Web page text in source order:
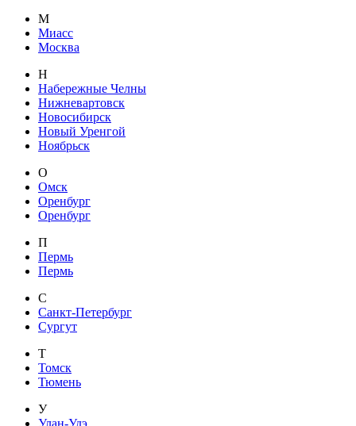
М
Миасс
Москва
Н
Набережные Челны
Нижневартовск
Новосибирск
Новый Уренгой
Ноябрьск
О
Омск
Оренбург
Оренбург
П
Пермь
Пермь
С
Санкт-Петербург
Сургут
Т
Томск
Тюмень
У